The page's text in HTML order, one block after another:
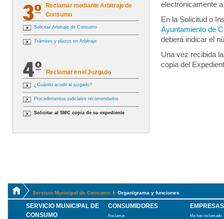
Reclamar mediante Arbitraje de
Consumo
Solicitar Arbitraje de Consumo
Trámites y plazos en Arbitraje
Reclamar en el Juzgado
¿Cuándo acudir al juzgado?
Procedimientos judiciales recomendados
Solicitar al SMC copia de su expediente
electrónicamente
En la Solicitud o
Ayuntamiento de
deberá indicar el
Una vez recibida
copia del
Servicio Municipal de Consumo Organigrama y funciones
SERVICIO MUNICIPAL DE
CONSUMO
CONSUMIDORES
Reclamar
EMPRESAS
Me han reclamado